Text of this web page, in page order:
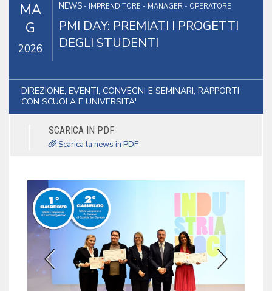
MA
G
2026
NEWS - IMPRENDITORE - MANAGER - OPERATORE
PMI DAY: PREMIATI I PROGETTI
DEGLI STUDENTI
DIREZIONE, EVENTI, CONVEGNI E SEMINARI, RAPPORTI
CON SCUOLA E UNIVERSITA'
SCARICA IN PDF
Scarica la news in PDF